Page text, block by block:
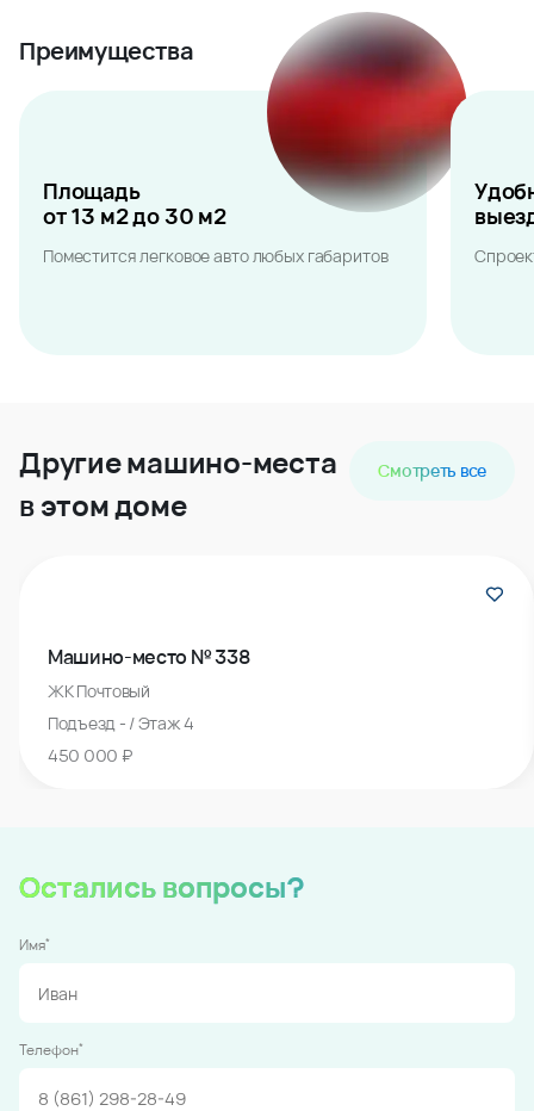
Преимущества
Площадь
от 13 м2 до 30 м2
Поместится легковое авто любых габаритов
Другие машино-места
в этом доме
Смотреть все
Машино-место № 338
ЖК Почтовый
Подъезд - / Этаж 4
450 000 ₽
Остались вопросы?
Имя*
Телефон*